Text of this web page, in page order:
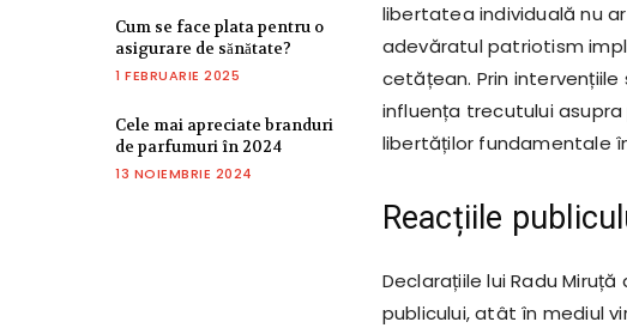
Cum se face plata pentru o
asigurare de sănătate?
1 FEBRUARIE 2025
Cele mai apreciate branduri
de parfumuri în 2024
13 NOIEMBRIE 2024
libertatea individuală nu
adevăratul patriotism
cetățean. Prin
influența trecutului
libertăților fundamentale
Reacțiile
Declarațiile lui Radu
publicului, atât în mediul